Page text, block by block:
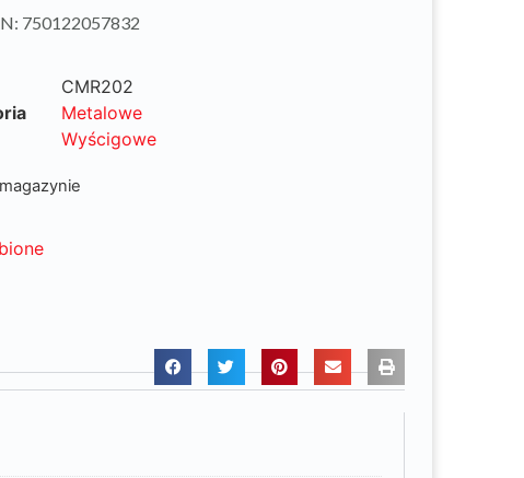
750122057832
CMR202
Metalowe
Wyścigowe